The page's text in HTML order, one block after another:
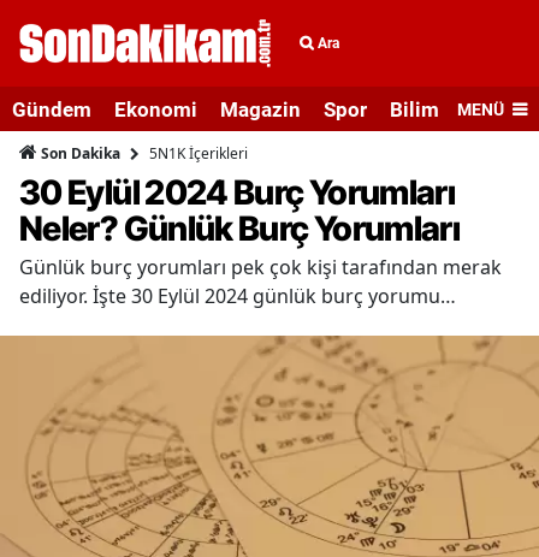
Ara
Gündem Ekonomi Magazin Spor Bilim veMENÜ
Son Dakika 5N1K İçerikleri
30 Eylül 2024 Burç Yorumları
Neler? Günlük Burç Yorumları
Günlük burç yorumları pek çok kişi tarafından merak
ediliyor. İşte 30 Eylül 2024 günlük burç yorumu…